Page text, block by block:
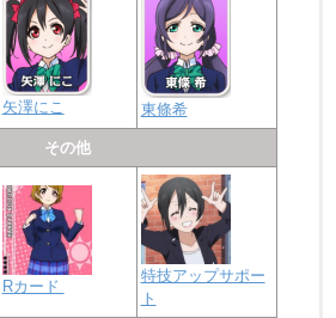
矢澤にこ 東條希
その他
Rカード
特技アップサポー
ト